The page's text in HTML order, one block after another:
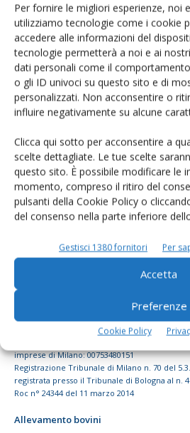
Per fornire le migliori esperienze, noi
utilizziamo tecnologie come i cookie
accedere alle informazioni del
tecnologie permetterà a noi e ai
dati personali come il
o gli ID univoci su questo sito e di
personalizzati. Non acconsentire o
influire negativamente su alcune
Clicca qui sotto per acconsentire a
scelte dettagliate. Le tue scelte
questo sito. È possibile modificare le
momento, compreso il ritiro del
pulsanti della Cookie Policy o
del consenso nella parte inferiore
Gestisci 1380 fornitori Per
Accetta
Preferenze
Cookie Policy
Rimani aggiornato
Iscriviti alle nostre
© Tecniche Nuove Spa. Tutti i diritti riservati.
imprese di Milano: 00753480151
Registrazione Tribunale di Milano n. 70 del
registrata presso il Tribunale di Bologna al n.
Roc n° 24344 del 11 marzo 2014
Allevamento bovini